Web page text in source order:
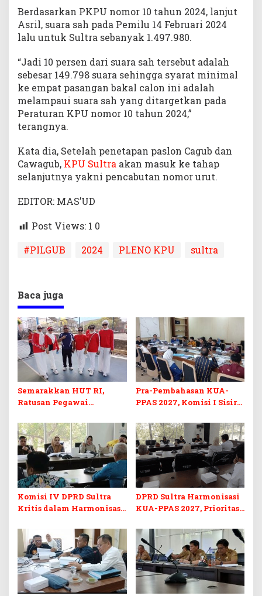
Berdasarkan PKPU nomor 10 tahun 2024, lanjut
Asril, suara sah pada Pemilu 14 Februari 2024
lalu untuk Sultra sebanyak 1.497.980.
“Jadi 10 persen dari suara sah tersebut adalah
sebesar 149.798 suara sehingga syarat minimal
ke empat pasangan bakal calon ini adalah
melampaui suara sah yang ditargetkan pada
Peraturan KPU nomor 10 tahun 2024,”
terangnya.
Kata dia, Setelah penetapan paslon Cagub dan
Cawagub, KPU Sultra akan masuk ke tahap
selanjutnya yakni pencabutan nomor urut.
EDITOR: MAS’UD
Post Views: 1 0
#PILGUB
2024 PLENO KPU sultra
Baca juga
Semarakkan HUT RI,
Ratusan Pegawai
Ikuti Lomba Bola Gotong
Pra-Pembahasan KUA-
PPAS 2027, Komisi I Sisir
Berkelanjutan
Komisi IV DPRD Sultra
Kritis dalam Harmonisasi
Perubahan APBD 2026
DPRD Sultra Harmonisasi
KUA-PPAS 2027, Prioritas
dan Pelunasan Utang
Infrastruktur